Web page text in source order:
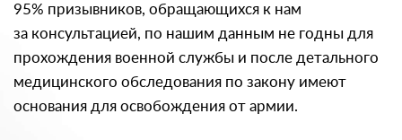
95% призывников, обращающихся к нам
за консультацией, по нашим данным не годны для
прохождения военной службы и после детального
медицинского обследования по закону имеют
основания для освобождения от армии.